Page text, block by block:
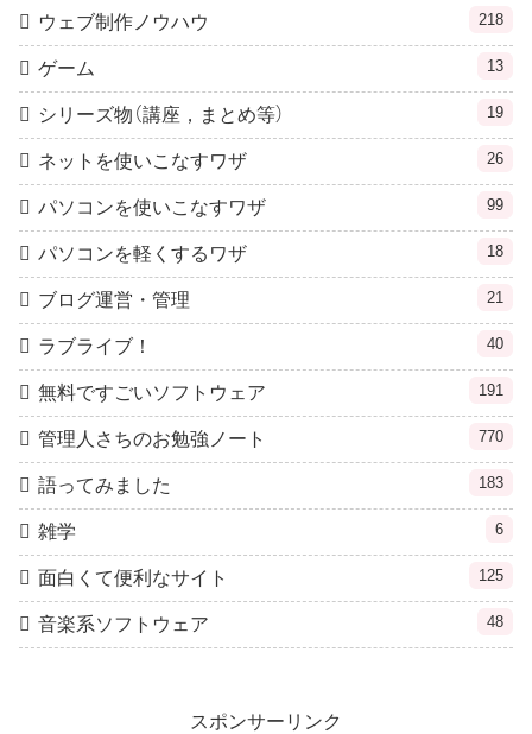
ウェブ制作ノウハウ 218
ゲーム 13
シリーズ物（講座，まとめ等） 19
ネットを使いこなすワザ 26
パソコンを使いこなすワザ 99
パソコンを軽くするワザ 18
ブログ運営・管理 21
ラブライブ！ 40
無料ですごいソフトウェア 191
管理人さちのお勉強ノート 770
語ってみました 183
雑学 6
面白くて便利なサイト 125
音楽系ソフトウェア 48
スポンサーリンク